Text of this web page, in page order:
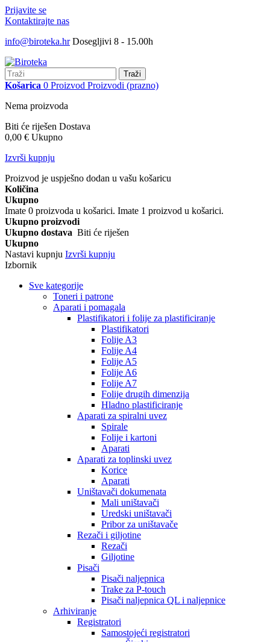
Prijavite se
Kontaktirajte nas
info@biroteka.hr Dosegljivi 8 - 15.00h
Traži
Košarica 0 Proizvod Proizvodi (prazno)
Nema proizvoda
Biti će riješen Dostava
0,00 € Ukupno
Izvrši kupnju
Proizvod je uspješno dodan u vašu košaricu
Količina
Ukupno
Imate 0 proizvoda u košarici. Imate 1 proizvod u košarici.
Ukupno proizvodi
Ukupno dostava Biti će riješen
Ukupno
Nastavi kupnju Izvrši kupnju
Izbornik
Sve kategorije
Toneri i patrone
Aparati i pomagala
Plastifikatori i folije za plastificiranje
Plastifikatori
Folije A3
Folije A4
Folije A5
Folije A6
Folije A7
Folije drugih dimenzija
Hladno plastificiranje
Aparati za spiralni uvez
Spirale
Folije i kartoni
Aparati
Aparati za toplinski uvez
Korice
Aparati
Uništavači dokumenata
Mali uništavači
Uredski uništavači
Pribor za uništavače
Rezači i giljotine
Rezači
Giljotine
Pisači
Pisači naljepnica
Trake za P-touch
Pisači naljepnica QL i naljepnice
Arhiviranje
Registratori
Samostojeći registratori